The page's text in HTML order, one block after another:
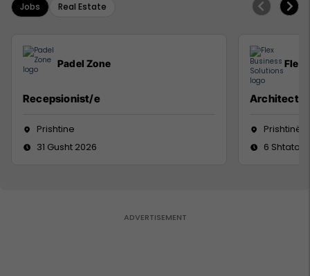
Jobs Real Estate
Padel Zone
Recepsionist/e
Prishtine
31 Gusht 2026
Flex
Architect
Prishtinë
6 Shtator